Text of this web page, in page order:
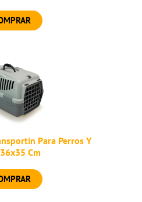
Para Perros Y
Cm